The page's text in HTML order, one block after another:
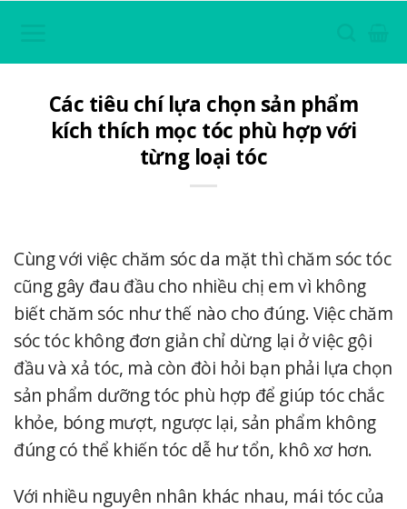
Các tiêu chí lựa chọn sản phẩm
kích thích mọc tóc phù hợp với
từng loại tóc
Cùng với việc chăm sóc da mặt thì chăm sóc tóc
cũng gây đau đầu cho nhiều chị em vì không
biết chăm sóc như thế nào cho đúng. Việc chăm
sóc tóc không đơn giản chỉ dừng lại ở việc gội
đầu và xả tóc, mà còn đòi hỏi bạn phải lựa chọn
sản phẩm dưỡng tóc phù hợp để giúp tóc chắc
khỏe, bóng mượt, ngược lại, sản phẩm không
đúng có thể khiến tóc dễ hư tổn, khô xơ hơn.
Với nhiều nguyên nhân khác nhau, mái tóc của